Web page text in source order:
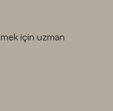
için uzman